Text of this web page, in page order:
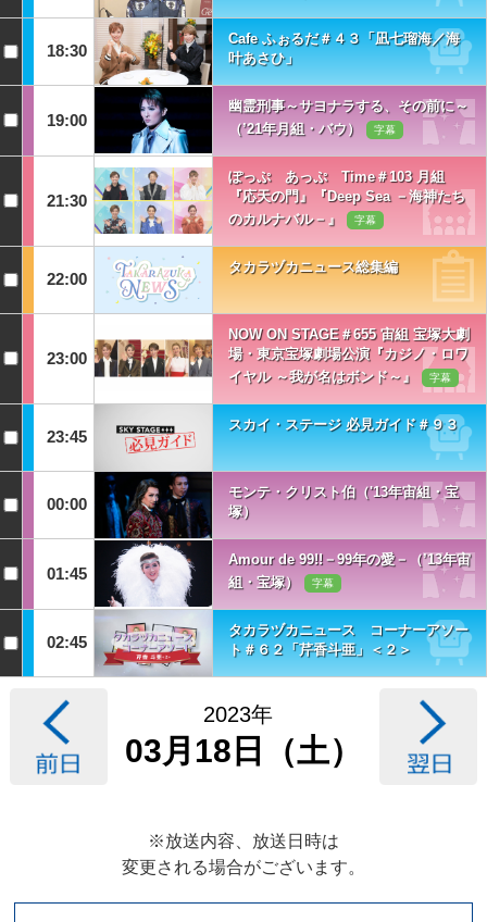
18:30
Cafe ふぉるだ＃４３「凪七瑠海／海
叶あさひ」
19:00
幽霊刑事～サヨナラする、その前に～
（’21年月組・バウ）
字幕
21:30
ぽっぷ あっぷ Time＃103 月組
『応天の門』『Deep Sea －海神たち
のカルナバル－』
字幕
22:00
タカラヅカニュース総集編
23:00
NOW ON STAGE＃655 宙組 宝塚大劇
場・東京宝塚劇場公演『カジノ・ロワ
イヤル ～我が名はボンド～』
字幕
23:45
スカイ・ステージ 必見ガイド＃９３
00:00
モンテ・クリスト伯（'13年宙組・宝
塚）
01:45
Amour de 99!!－99年の愛－（’13年宙
組・宝塚）
字幕
02:45
タカラヅカニュース コーナーアソー
ト＃６２「芹香斗亜」＜２＞
2023年
03月18日（土）
※放送内容、放送日時は
変更される場合がございます。